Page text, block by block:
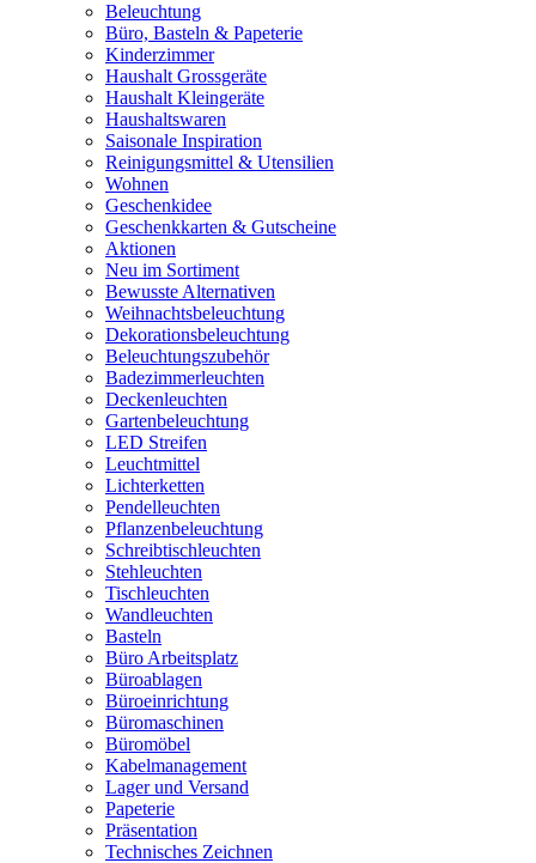
Beleuchtung
Büro, Basteln & Papeterie
Kinderzimmer
Haushalt Grossgeräte
Haushalt Kleingeräte
Haushaltswaren
Saisonale Inspiration
Reinigungsmittel & Utensilien
Wohnen
Geschenkidee
Geschenkkarten & Gutscheine
Aktionen
Neu im Sortiment
Bewusste Alternativen
Weihnachtsbeleuchtung
Dekorationsbeleuchtung
Beleuchtungszubehör
Badezimmerleuchten
Deckenleuchten
Gartenbeleuchtung
LED Streifen
Leuchtmittel
Lichterketten
Pendelleuchten
Pflanzenbeleuchtung
Schreibtischleuchten
Stehleuchten
Tischleuchten
Wandleuchten
Basteln
Büro Arbeitsplatz
Büroablagen
Büroeinrichtung
Büromaschinen
Büromöbel
Kabelmanagement
Lager und Versand
Papeterie
Präsentation
Technisches Zeichnen